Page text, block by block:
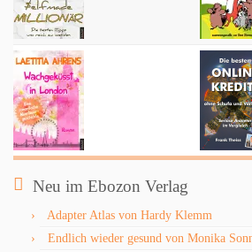
Neu im Ebozon Verlag
Adapter Atlas von Hardy Klemm
Endlich wieder gesund von Monika